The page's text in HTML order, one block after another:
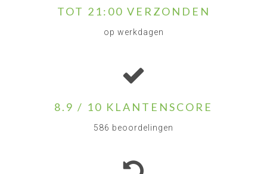
TOT 21:00 VERZONDEN
op werkdagen
8.9 / 10 KLANTENSCORE
586 beoordelingen